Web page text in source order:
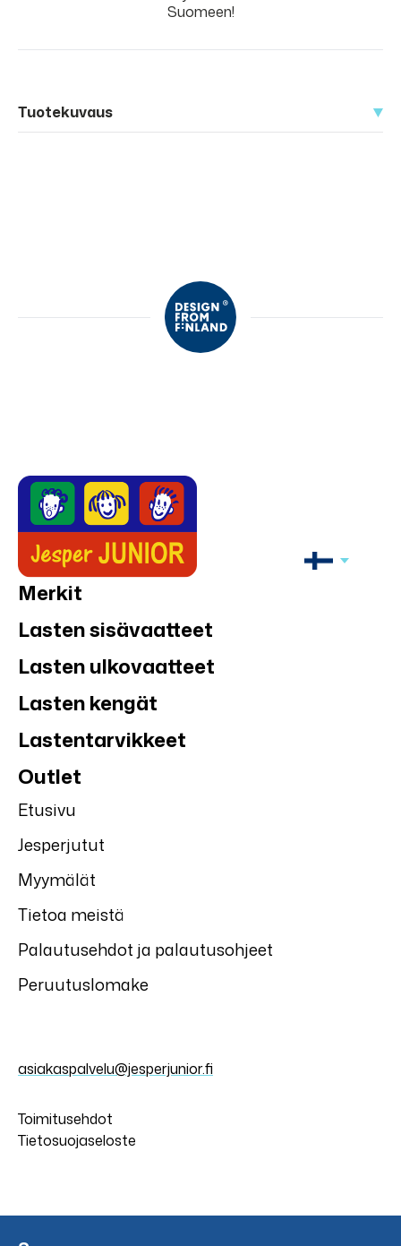
Suomeen!
Tuotekuvaus
Merkit
Lasten sisävaatteet
Lasten ulkovaatteet
Lasten kengät
Lastentarvikkeet
Outlet
Etusivu
Jesperjutut
Myymälät
Tietoa meistä
Palautusehdot ja palautusohjeet
Peruutuslomake
asiakaspalvelu@jesperjunior.fi
Toimitusehdot
Tietosuojaseloste